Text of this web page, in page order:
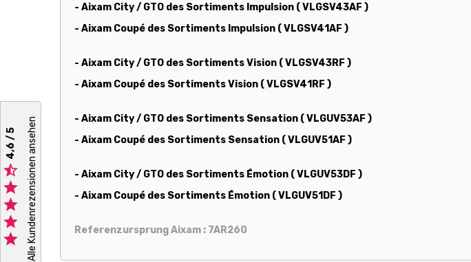





4,6 / 5 Alle Kundenrezensionen ansehen
- Aixam City / GTO des Sortiments Impulsion ( VLGSV43AF )
- Aixam Coupé des Sortiments Impulsion ( VLGSV41AF )
- Aixam City / GTO des Sortiments Vision ( VLGSV43RF )
- Aixam Coupé des Sortiments Vision ( VLGSV41RF )
- Aixam City / GTO des Sortiments Sensation ( VLGUV53AF )
- Aixam Coupé des Sortiments Sensation ( VLGUV51AF )
- Aixam City / GTO des Sortiments Émotion ( VLGUV53DF )
- Aixam Coupé des Sortiments Émotion ( VLGUV51DF )
Referenzursprung Aixam : 7AR260